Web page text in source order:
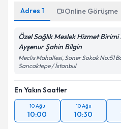
Adres 1 Online Görüşme
Özel Sağlık Meslek Hizmet
Ayşenur Şahin Bilgin
Meclis Mahallesi, Soner Sokak No:51
Sancaktepe / İstanbul
En Yakın Saatler
10 Ağu
10:00
10 Ağu
10:30